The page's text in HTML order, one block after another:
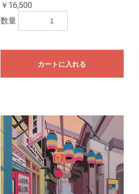
￥16,500
数量
カートに入れる